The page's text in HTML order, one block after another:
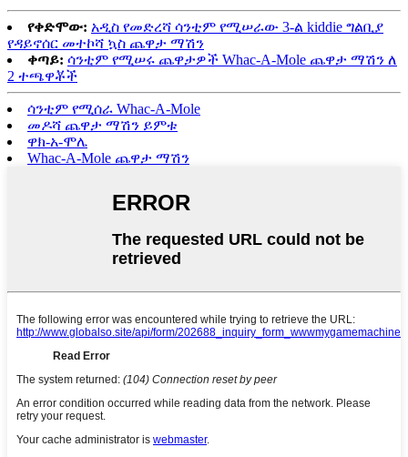
የቀድሞው: አዲስ የመድረሻ ሳንቲም የሚሠራው 3-ል kiddie ግልቢያ
የዳይኖሰር መተኮሻ ኳስ ጨዋታ ማሽን
ቀጣይ: ሳንቲም የሚሠሩ ጨዋታዎች Whac-A-Mole ጨዋታ ማሽን ለ
2 ተጫዋቾች
ሳንቲም የሚሰራ Whac-A-Mole
መዶሻ ጨዋታ ማሽን ይምቱ
ዋክ-አ-ሞሌ
Whac-A-Mole ጨዋታ ማሽን